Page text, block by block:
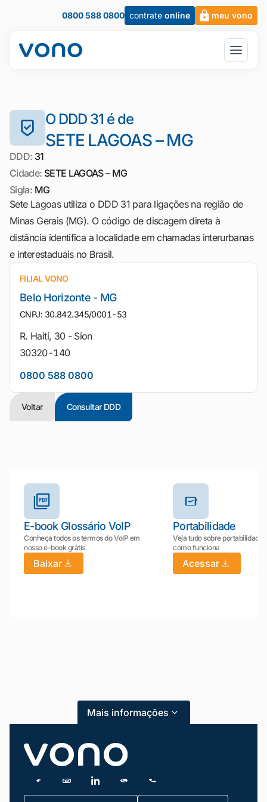
0800 588 0800 contrate online meu vono
O DDD 31 é de
SETE LAGOAS – MG
DDD: 31
Cidade: SETE LAGOAS – MG
Sigla: MG
Sete Lagoas utiliza o DDD 31 para ligações na região de
Minas Gerais (MG). O código de discagem direta à
distância identifica a localidade em chamadas interurbanas
e interestaduais no Brasil.
FILIAL VONO
Belo Horizonte - MG
CNPJ: 30.842.345/0001-53
R. Haití, 30 - Sion
30320-140
0800 588 0800
Voltar Consultar DDD
E-book Glossário VoIP
Conheça todos os termos do VoIP em
nosso e-book grátis
Baixar
Portabilidade
Veja tudo sobre portabilidade:
como funciona
Acessar
Mais informações